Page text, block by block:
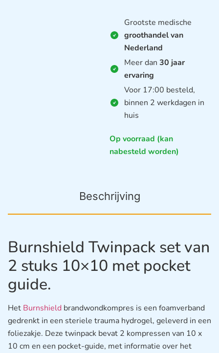
Grootste medische
groothandel van
Nederland
Meer dan 30 jaar
ervaring
Voor 17:00 besteld,
binnen 2 werkdagen in
huis
Op voorraad (kan
nabesteld worden)
Beschrijving
Burnshield Twinpack set van
2 stuks 10×10 met pocket
guide.
Het Burnshield brandwondkompres is een foamverband
gedrenkt in een steriele trauma hydrogel, geleverd in een
foliezakje. Deze twinpack bevat 2 kompressen van 10 x
10 cm en een pocket-guide, met informatie over het